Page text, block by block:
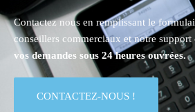
Contactez nous en remplissant le
conseillers commerciaux et notre
vos demandes sous 24 heures ouvrées.
CONTACTEZ-NOUS !